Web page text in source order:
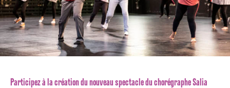
Participez à la création du nouveau spectacle du chorégraphe Salia